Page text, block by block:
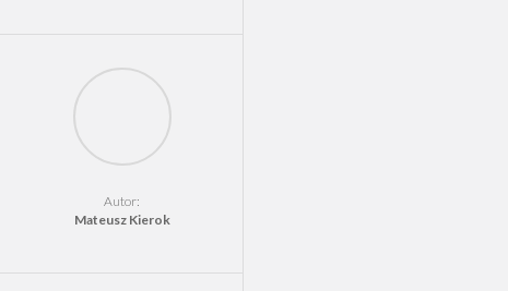
Autor:
Mateusz Kierok